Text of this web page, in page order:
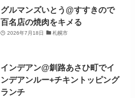
グルマンズいとう@すすきので
百名店の焼肉をキメる
2026年7月18日 札幌市
インデアン@釧路あさひ町でイ
ンデアンルー+チキントッピング
ランチ